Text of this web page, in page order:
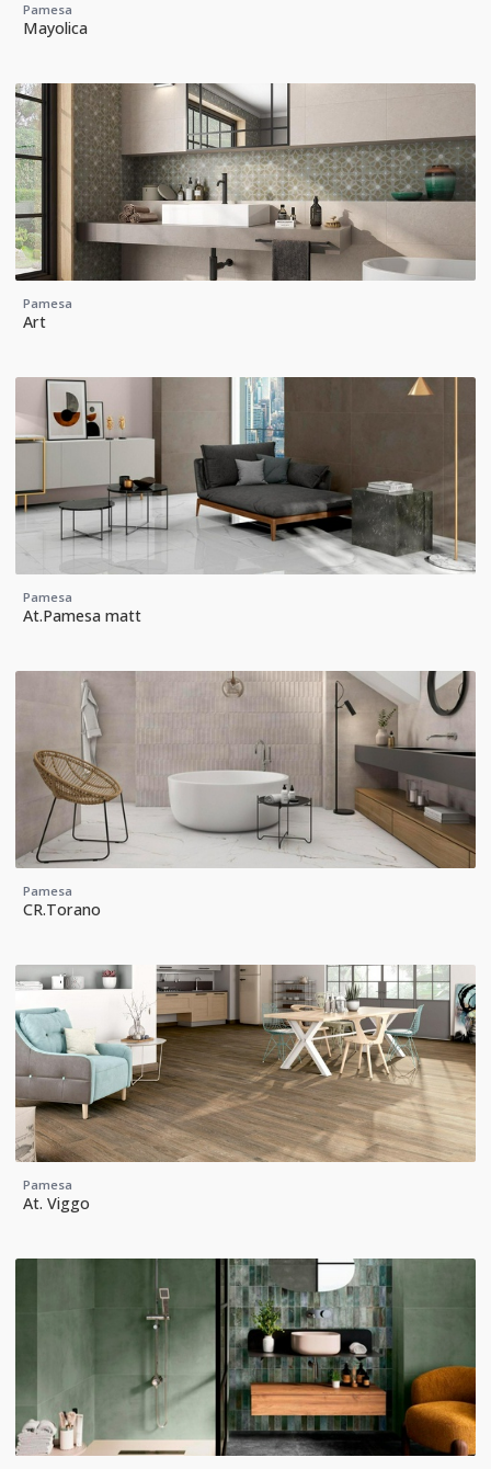
Pamesa
Mayolica
Pamesa
Art
Pamesa
At.Pamesa matt
Pamesa
CR.Torano
Pamesa
At. Viggo